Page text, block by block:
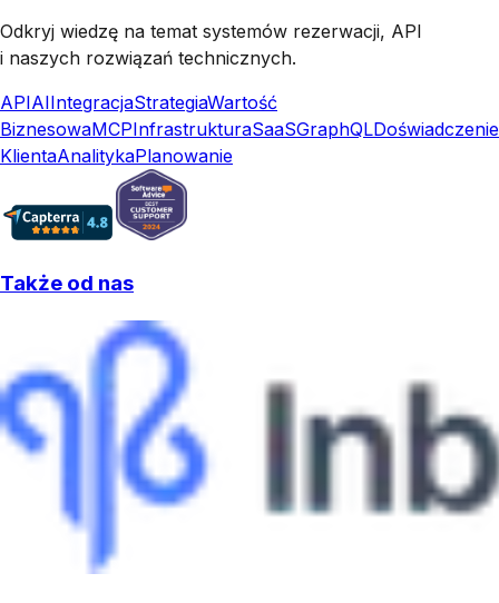
Odkryj wiedzę na temat systemów rezerwacji, API
i naszych rozwiązań technicznych.
APIAIIntegracjaStrategiaWartość
BiznesowaMCPInfrastrukturaSaaSGraphQLDoświadczenie
KlientaAnalitykaPlanowanie
Także od nas